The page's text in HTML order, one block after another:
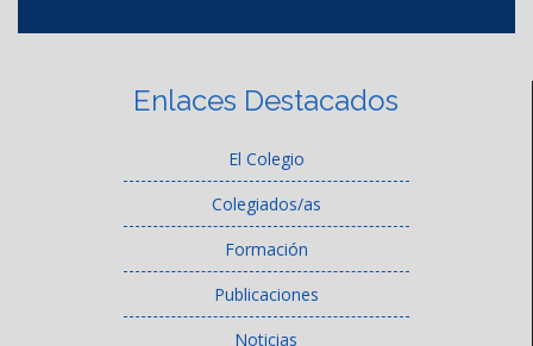
Enlaces Destacados
El Colegio
Colegiados/as
Formación
Publicaciones
Noticias